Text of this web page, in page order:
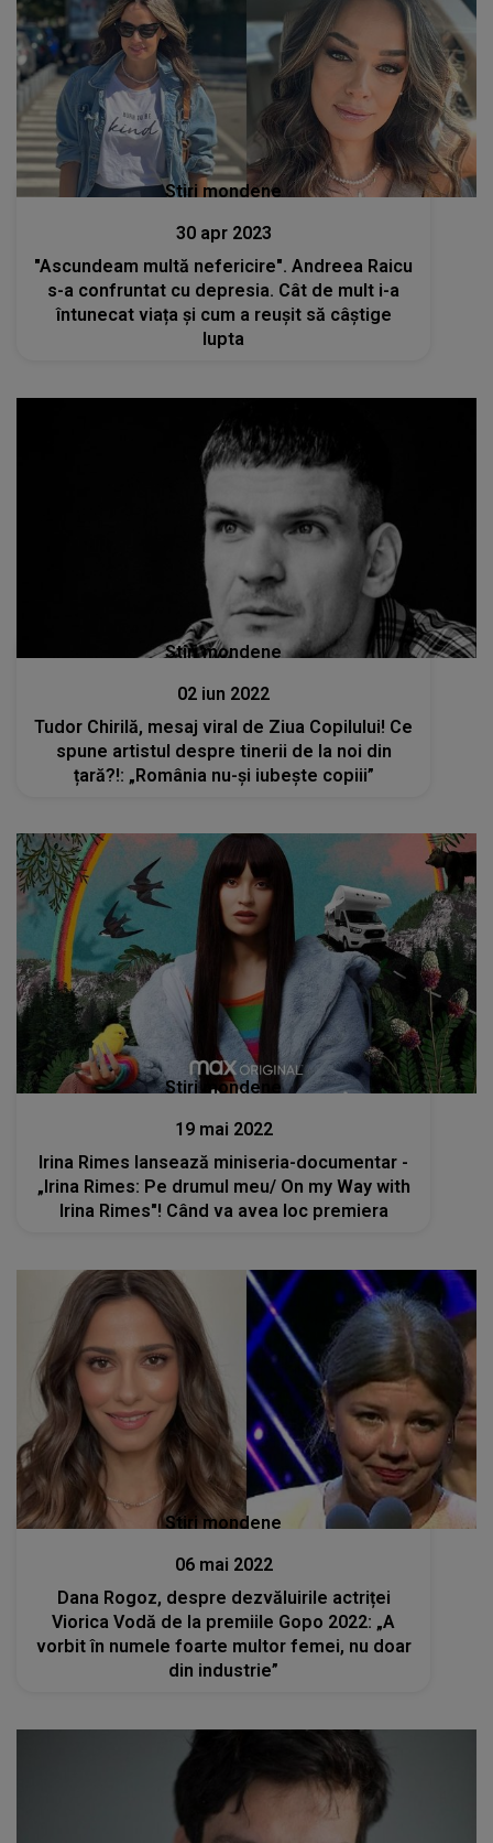
Stiri mondene
30 apr 2023
"Ascundeam multă nefericire". Andreea Raicu
s-a confruntat cu depresia. Cât de mult i-a
întunecat viața și cum a reușit să câștige
lupta
Stiri mondene
02 iun 2022
Tudor Chirilă, mesaj viral de Ziua Copilului! Ce
spune artistul despre tinerii de la noi din
țară?!: „România nu-și iubește copiii”
Stiri mondene
19 mai 2022
Irina Rimes lansează miniseria-documentar -
„Irina Rimes: Pe drumul meu/ On my Way with
Irina Rimes"! Când va avea loc premiera
Stiri mondene
06 mai 2022
Dana Rogoz, despre dezvăluirile actriței
Viorica Vodă de la premiile Gopo 2022: „A
vorbit în numele foarte multor femei, nu doar
din industrie”